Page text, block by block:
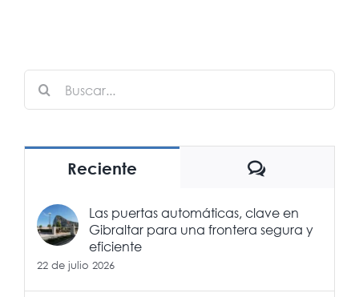
Reciente
Las puertas automáticas, clave en
Gibraltar para una frontera segura y
eficiente
22 de julio 2026